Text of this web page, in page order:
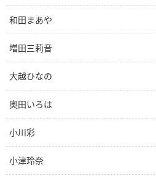
和田まあや
増田三莉音
大越ひなの
奥田いろは
小川彩
小津玲奈